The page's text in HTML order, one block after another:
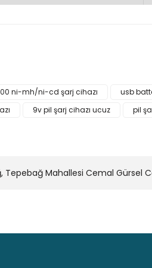
bozuk veya görüntülenemiyor.
alternatifler olmalı.
ni-mh/ni-cd şarj cihazı usb
9v pil şarj cihazı ucuz pil
Tepebağ Mahallesi Cemal Gürsel